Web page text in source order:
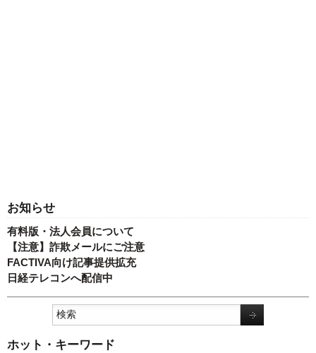
お知らせ
有料版・法人会員について
【注意】詐欺メールにご注意
FACTIVA向け記事提供拡充
日経テレコンへ配信中
ホット・キーワード